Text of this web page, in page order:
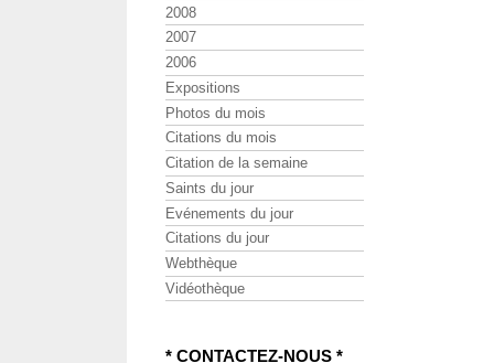
2008
2007
2006
Expositions
Photos du mois
Citations du mois
Citation de la semaine
Saints du jour
Evénements du jour
Citations du jour
Webthèque
Vidéothèque
* CONTACTEZ-NOUS *